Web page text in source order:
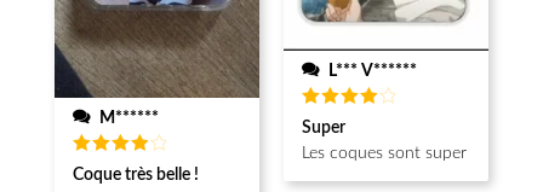
M******
Note4
sur 5
Coque très belle !
L*** V******
Note
sur 5
Super
Les coques sont super